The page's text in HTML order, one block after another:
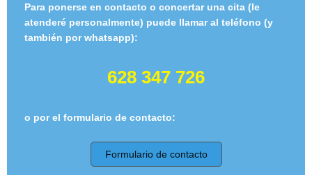
Para ponerse en contacto o concertar una cita (le
atenderé personalmente) puede llamar al teléfono (y
también por whatsapp):
628 347 726
o por el formulario de contacto:
Formulario de contacto